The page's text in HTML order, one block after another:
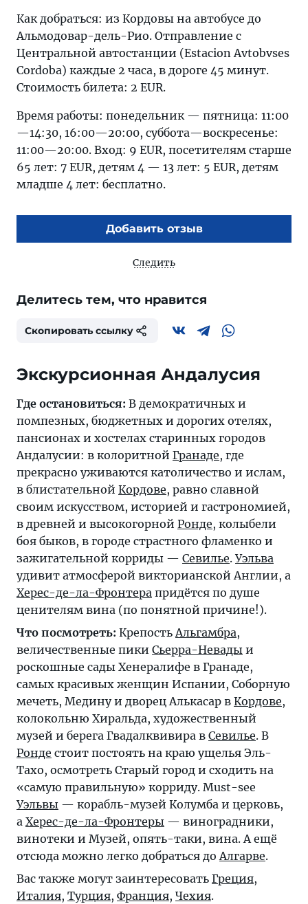
Как добраться: из Кордовы на автобусе до
Альмодовар-дель-Рио. Отправление с
Центральной автостанции (Estacion Avtobvses
Cordoba) каждые 2 часа, в дороге 45 минут.
Стоимость билета: 2 EUR.
Время работы: понедельник — пятница: 11:00
—14:30, 16:00—20:00, суббота—воскресенье:
11:00—20:00. Вход: 9 EUR, посетителям старше
65 лет: 7 EUR, детям 4 — 13 лет: 5 EUR, детям
младше 4 лет: бесплатно.
Добавить отзыв
Следить
Делитесь тем, что нравится
Скопировать ссылку
Экскурсионная Андалусия
Где остановиться: В демократичных и
помпезных, бюджетных и дорогих отелях,
пансионах и хостелах старинных городов
Андалусии: в колоритной Гранаде, где
прекрасно уживаются католичество и ислам,
в блистательной Кордове, равно славной
своим искусством, историей и гастрономией,
в древней и высокогорной Ронде, колыбели
боя быков, в городе страстного фламенко и
зажигательной корриды — Севилье. Уэльва
удивит атмосферой викторианской Англии, а
Херес-де-ла-Фронтера придётся по душе
ценителям вина (по понятной причине!).
Что посмотреть: КрепостьАльгамбра,
величественные пики Сьерра-Невады и
роскошные сады Хенералифе в Гранаде,
самых красивых женщин Испании, Соборную
мечеть, Медину и дворец Алькасар в Кордове,
колокольню Хиральда, художественный
музей и берега Гвадалквивира в Севилье. В
Ронде стоит постоять на краю ущелья Эль-
Тахо, осмотреть Старый город и сходить на
«самую правильную» корриду. Must-see
Уэльвы — корабль-музей Колумба и церковь,
а Херес-де-ла-Фронтеры — виноградники,
винотеки и Музей, опять-таки, вина. А ещё
отсюда можно легко добраться доАлгарве.
Вас также могут заинтересовать Греция,
Италия, Турция, Франция, Чехия.